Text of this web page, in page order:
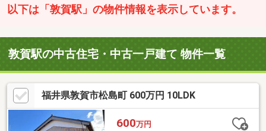
以下は「敦賀駅」の物件情報を表示しています。
敦賀駅の中古住宅・中古一戸建て 物件一覧
福井県敦賀市松島町 600万円 10LDK
600万円